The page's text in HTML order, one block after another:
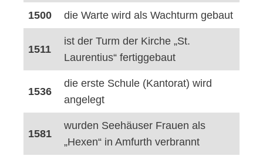
1500 die Warte wird als Wachturm gebaut
1511
ist der Turm der Kirche „St.
Laurentius“ fertiggebaut
1536
die erste Schule (Kantorat) wird
angelegt
1581
wurden Seehäuser Frauen als
„Hexen“ in Amfurth verbrannt